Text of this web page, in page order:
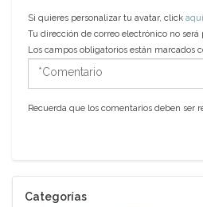
Si quieres personalizar tu avatar, click aquí
Tu dirección de correo electrónico no será
Los campos obligatorios están marcados
*Comentario
Recuerda que los comentarios deben ser
Categorías